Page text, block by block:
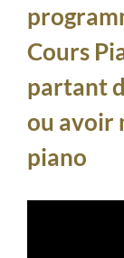
Cours
partant
ou avoir
piano